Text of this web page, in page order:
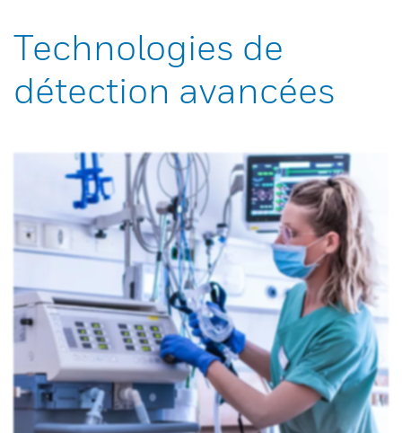
Technologies de
détection avancées